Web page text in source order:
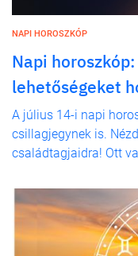
NAPI HOROSZKÓP
Napi
lehetőségeket
A július 14-i napi
csillagjegynek is.
családtagjaidra! Ott